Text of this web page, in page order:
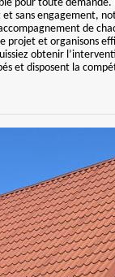
pour toute demande.
sans engagement,
de
projet et organisons
obtenir
et disposent la